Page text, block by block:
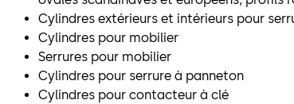
Cylindres extérieurs et intérieurs pour
Cylindres pour mobilier
Serrures pour mobilier
Cylindres pour serrure à panneton
Cylindres pour contacteur à clé